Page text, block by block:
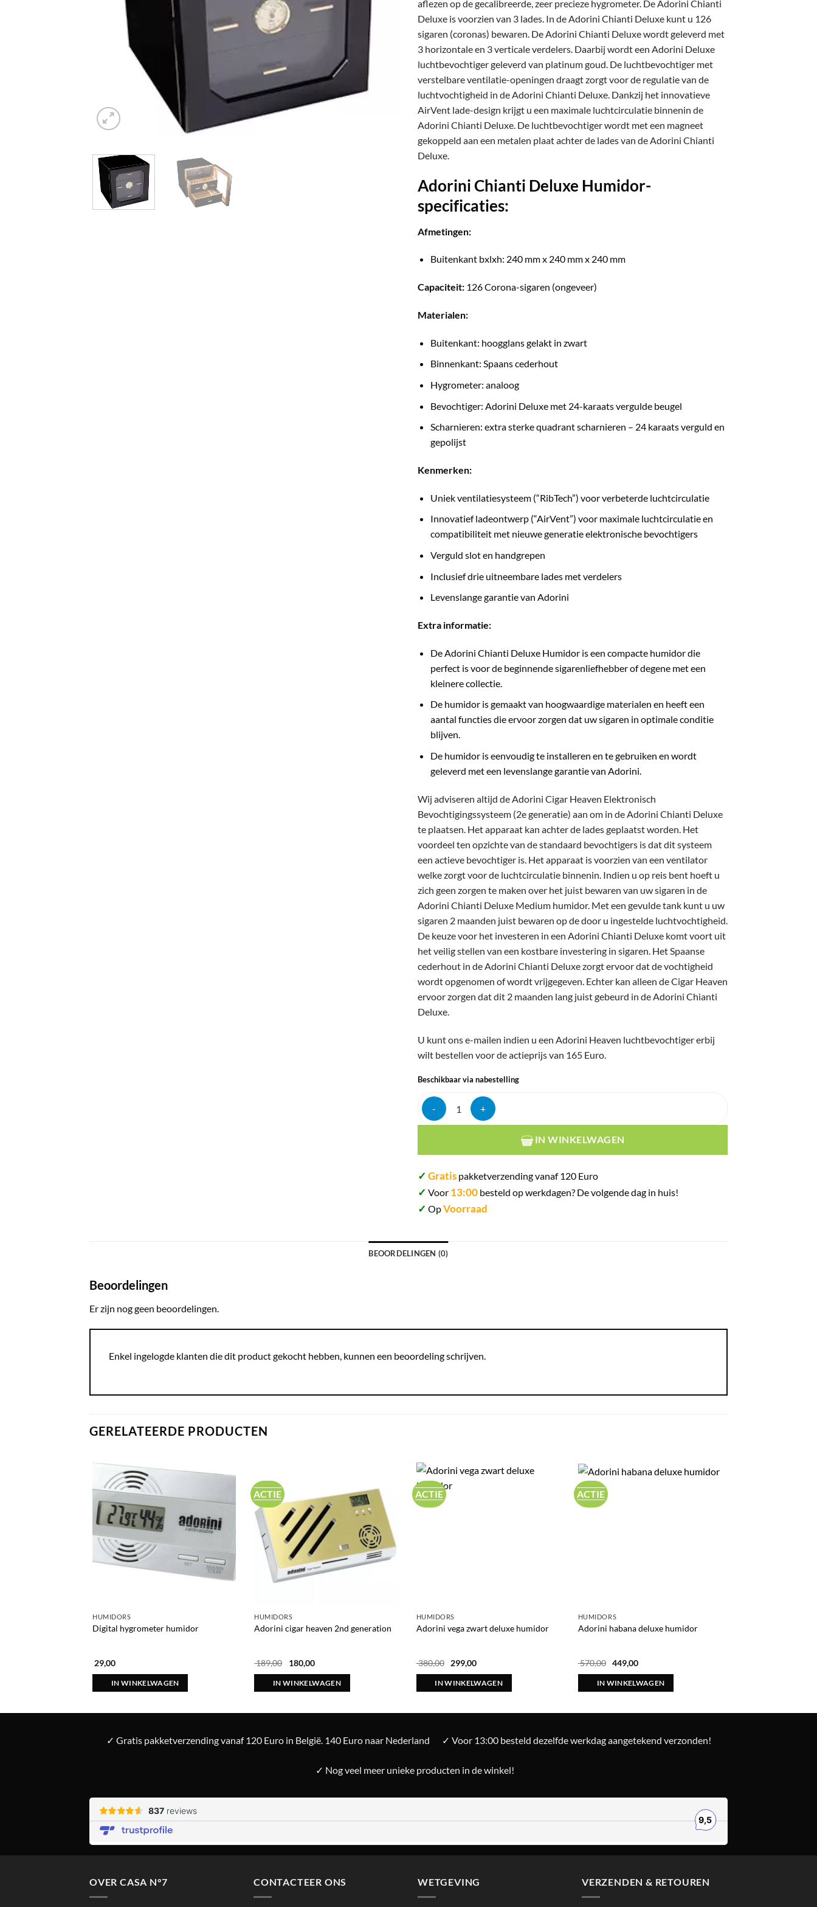
aflezen op de gecalibreerde, zeer precieze hygrometer. De Adorini Chianti
Deluxe is voorzien van 3 lades. In de Adorini Chianti Deluxe kunt u 126
sigaren (coronas) bewaren. De Adorini Chianti Deluxe wordt geleverd met
3 horizontale en 3 verticale verdelers. Daarbij wordt een Adorini Deluxe
luchtbevochtiger geleverd van platinum goud. De luchtbevochtiger met
verstelbare ventilatie-openingen draagt zorgt voor de regulatie van de
luchtvochtigheid in de Adorini Chianti Deluxe. Dankzij het innovatieve
AirVent lade-design krijgt u een maximale luchtcirculatie binnenin de
Adorini Chianti Deluxe. De luchtbevochtiger wordt met een magneet
gekoppeld aan een metalen plaat achter de lades van de Adorini Chianti
Deluxe.
Adorini Chianti Deluxe Humidor-
specificaties:
Afmetingen:
Buitenkant bxlxh: 240 mm x 240 mm x 240 mm
Capaciteit: 126 Corona-sigaren (ongeveer)
Materialen:
Buitenkant: hoogglans gelakt in zwart
Binnenkant: Spaans cederhout
Hygrometer: analoog
Bevochtiger: Adorini Deluxe met 24-karaats vergulde beugel
Scharnieren: extra sterke quadrant scharnieren – 24 karaats verguld en
gepolijst
Kenmerken:
Uniek ventilatiesysteem (“RibTech”) voor verbeterde luchtcirculatie
Innovatief ladeontwerp (“AirVent”) voor maximale luchtcirculatie en
compatibiliteit met nieuwe generatie elektronische bevochtigers
Verguld slot en handgrepen
Inclusief drie uitneembare lades met verdelers
Levenslange garantie van Adorini
Extra informatie:
De Adorini Chianti Deluxe Humidor is een compacte humidor die
perfect is voor de beginnende sigarenliefhebber of degene met een
kleinere collectie.
De humidor is gemaakt van hoogwaardige materialen en heeft een
aantal functies die ervoor zorgen dat uw sigaren in optimale conditie
blijven.
De humidor is eenvoudig te installeren en te gebruiken en wordt
geleverd met een levenslange garantie van Adorini.
Wij adviseren altijd de Adorini Cigar Heaven Elektronisch
Bevochtigingssysteem (2e generatie) aan om in de Adorini Chianti Deluxe
te plaatsen. Het apparaat kan achter de lades geplaatst worden. Het
voordeel ten opzichte van de standaard bevochtigers is dat dit systeem
een actieve bevochtiger is. Het apparaat is voorzien van een ventilator
welke zorgt voor de luchtcirculatie binnenin. Indien u op reis bent hoeft u
zich geen zorgen te maken over het juist bewaren van uw sigaren in de
Adorini Chianti Deluxe Medium humidor. Met een gevulde tank kunt u uw
sigaren 2 maanden juist bewaren op de door u ingestelde luchtvochtigheid.
De keuze voor het investeren in een Adorini Chianti Deluxe komt voort uit
het veilig stellen van een kostbare investering in sigaren. Het Spaanse
cederhout in de Adorini Chianti Deluxe zorgt ervoor dat de vochtigheid
wordt opgenomen of wordt vrijgegeven. Echter kan alleen de Cigar Heaven
ervoor zorgen dat dit 2 maanden lang juist gebeurd in de Adorini Chianti
Deluxe.
U kunt ons e-mailen indien u een Adorini Heaven luchtbevochtiger erbij
wilt bestellen voor de actieprijs van 165 Euro.
Beschikbaar via nabestelling
Adorini chianti medium deluxe zwarte humidor aantal
IN WINKELWAGEN
✓ Gratis pakketverzending vanaf 120 Euro
✓ Voor 13:00 besteld op werkdagen? De volgende dag in huis!
✓ OpVoorraad
BEOORDELINGEN (0)
Beoordelingen
Er zijn nog geen beoordelingen.
Enkel ingelogde klanten die dit product gekocht hebben, kunnen een beoordeling schrijven.
GERELATEERDE PRODUCTEN
HUMIDORS
Digital hygrometer humidor
29,00
IN WINKELWAGEN
ACTIE
HUMIDORS
Adorini cigar heaven 2nd generation
189,00
Oorspronkelijke
was:
€ 189,00.
180,00Huidige
is:
€ 180,00.
IN WINKELWAGEN
ACTIE
HUMIDORS
Adorini vega zwart deluxe humidor
380,00
Oorspronkelijke
was:
€ 380,00.
299,00Huidige
is:
€ 299,00.
IN WINKELWAGEN
ACTIE
HUMIDORS
Adorini habana deluxe humidor
570,00
Oorspronkelijke
prijs
was:
€ 570,00.
449,00Huidige
is:
€ 449,00.
IN WINKELWAGEN
✓ Gratis pakketverzending vanaf 120 Euro in België. 140 Euro naar Nederland ✓ Voor 13:00 besteld dezelfde werkdag aangetekend verzonden!
✓ Nog veel meer unieke producten in de winkel!
OVER CASA N°7 CONTACTEER ONS WETGEVING VERZENDEN & RETOUREN